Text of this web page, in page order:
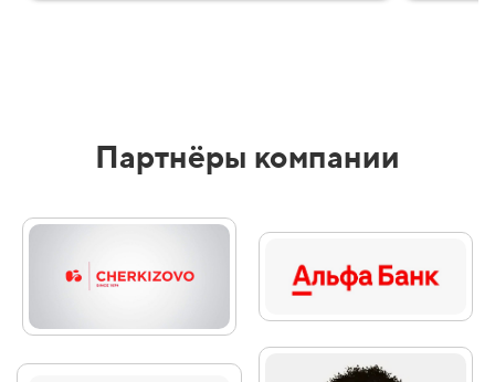
Партнёры компании